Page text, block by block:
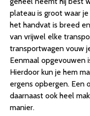
plateau is groot waar
het handvat is breed
van vrijwel elke
transportwagen vouw
Eenmaal opgevouwen
Hierdoor kun je hem
ergens opbergen. Een
daarnaast ook heel
manier.